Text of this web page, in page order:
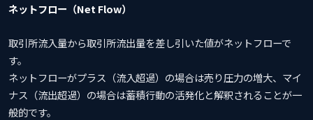
ネットフロー（Net Flow）
取引所流入量から取引所流出量を差し引いた値がネットフローで
す。
ネットフローがプラス（流入超過）の場合は売り圧力の増大、マイ
ナス（流出超過）の場合は蓄積行動の活発化と解釈されることが一
般的です。